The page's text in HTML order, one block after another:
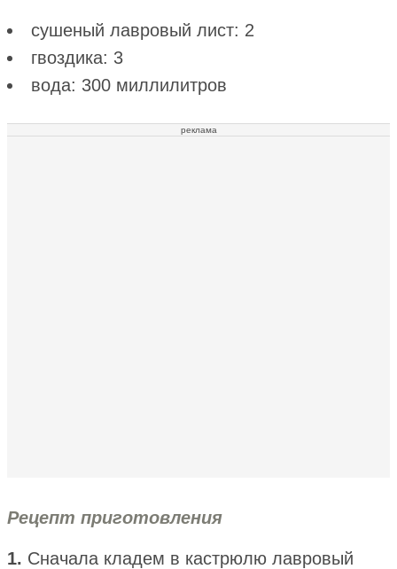
сушеный лавровый лист: 2
гвоздика: 3
вода: 300 миллилитров
реклама
Рецепт приготовления
1. Сначала кладем в кастрюлю лавровый